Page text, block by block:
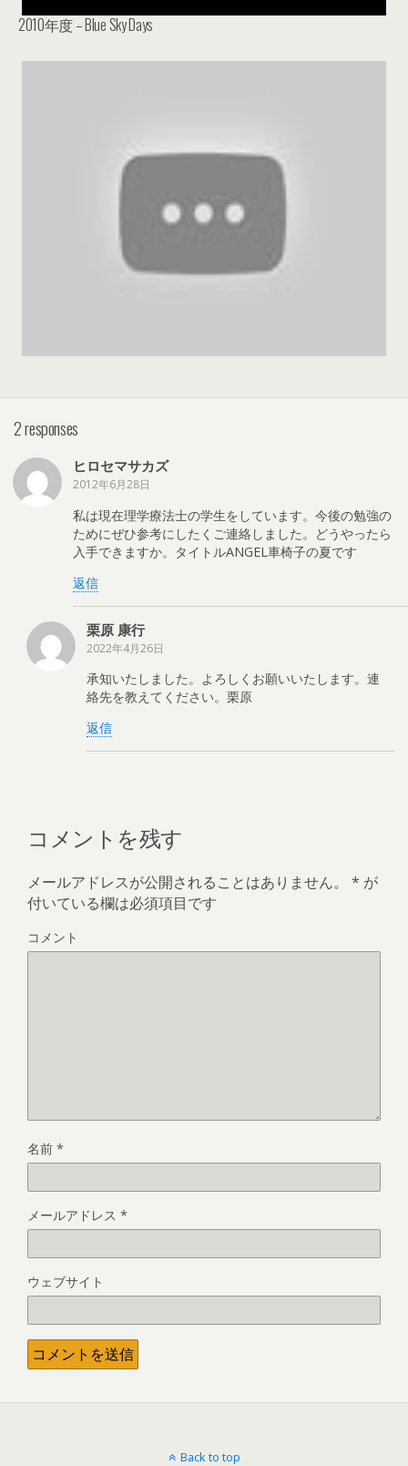
2010年度 – Blue Sky Days
2 responses
ヒロセマサカズ
2012年6月28日
私は現在理学療法士の学生をしています。今後の勉強の
ためにぜひ参考にしたくご連絡しました。どうやったら
入手できますか。タイトルANGEL車椅子の夏です
返信
栗原 康行
2022年4月26日
承知いたしました。よろしくお願いいたします。連
絡先を教えてください。栗原
返信
コメントを残す
メールアドレスが公開されることはありません。 * が
付いている欄は必須項目です
コメント
名前 *
メールアドレス *
ウェブサイト
Back to top